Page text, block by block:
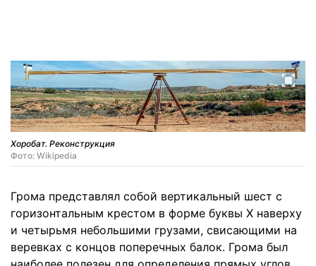
Хоробат. Реконструкция
Фото: Wikipedia
Грома представлял собой вертикальный шест с
горизонтальным крестом в форме буквы Х наверху
и четырьмя небольшими грузами, свисающими на
веревках с концов поперечных балок. Грома был